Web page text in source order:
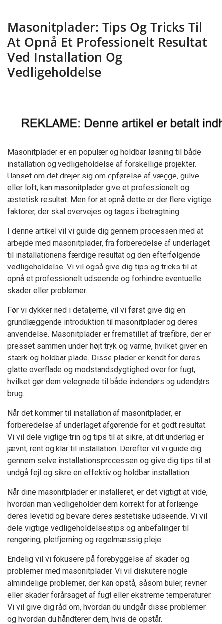
Tricks
Til
At
Opnå
Et
Professionelt
Masonitplader: Tips Og Tricks Til
At Opnå Et Professionelt Resultat
Ved Installation Og
Vedligeholdelse
Masonitplader er en populær og holdbar løsning til både
installation og vedligeholdelse af forskellige projekter.
Uanset om det drejer sig om opførelse af vægge, gulve
eller loft, kan masonitplader give et professionelt og
æstetisk resultat. Men for at opnå dette er der flere vigtige
faktorer, der skal overvejes og tages i betragtning.
I denne artikel vil vi guide dig gennem processen med at
arbejde med masonitplader, fra forberedelse af underlaget
til installationens færdige resultat og den efterfølgende
vedligeholdelse. Vi vil også give dig tips og tricks til at
opnå et professionelt udseende og forhindre eventuelle
skader eller problemer.
Før vi dykker ned i detaljerne, vil vi først give dig en
grundlæggende introduktion til masonitplader og deres
anvendelse. Masonitplader er fremstillet af træfibre, der er
presset sammen under højt tryk og varme, hvilket giver en
stærk og holdbar plade. Disse plader er kendt for deres
glatte overflade og modstandsdygtighed over for fugt,
hvilket gør dem velegnede til både indendørs og udendørs
brug.
Når det kommer til installation af masonitplader, er
forberedelse af underlaget afgørende for et godt resultat.
Vi vil dele vigtige trin og tips til at sikre, at dit underlag er
jævnt, rent og klar til installation. Derefter vil vi guide dig
gennem selve installationsprocessen og give dig tips til at
undgå fejl og sikre en effektiv og holdbar installation.
Når dine masonitplader er installeret, er det vigtigt at vide,
hvordan man vedligeholder dem korrekt for at forlænge
deres levetid og bevare deres æstetiske udseende. Vi vil
dele vigtige vedligeholdelsestips og anbefalinger til
rengøring, pletfjerning og regelmæssig pleje.
Endelig vil vi fokusere på forebyggelse af skader og
problemer med masonitplader. Vi vil diskutere nogle
almindelige problemer, der kan opstå, såsom buler, revner
eller skader forårsaget af fugt eller ekstreme temperaturer.
Vi vil give dig råd om, hvordan du undgår disse problemer
og hvordan du håndterer dem, hvis de opstår.